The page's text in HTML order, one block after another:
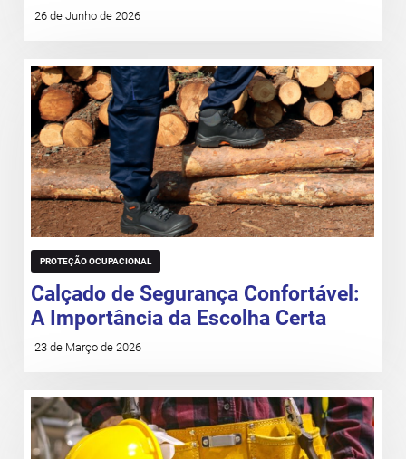
26 de Junho de 2026
PROTEÇÃO OCUPACIONAL
Calçado de Segurança Confortável:
A Importância da Escolha Certa
23 de Março de 2026